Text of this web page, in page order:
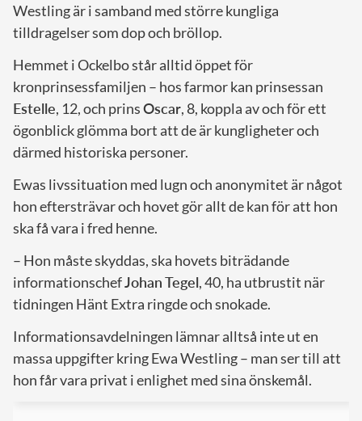
Westling är i samband med större kungliga
tilldragelser som dop och bröllop.
Hemmet i Ockelbo står alltid öppet för
kronprinsessfamiljen – hos farmor kan prinsessan
Estelle, 12, och prinsOscar, 8, koppla av och för ett
ögonblick glömma bort att de är kungligheter och
därmed historiska personer.
Ewas livssituation med lugn och anonymitet är något
hon eftersträvar och hovet gör allt de kan för att hon
ska få vara i fred henne.
– Hon måste skyddas, ska hovets biträdande
informationschefJohan Tegel, 40, ha utbrustit när
tidningen Hänt Extra ringde och snokade.
Informationsavdelningen lämnar alltså inte ut en
massa uppgifter kring Ewa Westling – man ser till att
hon får vara privat i enlighet med sina önskemål.